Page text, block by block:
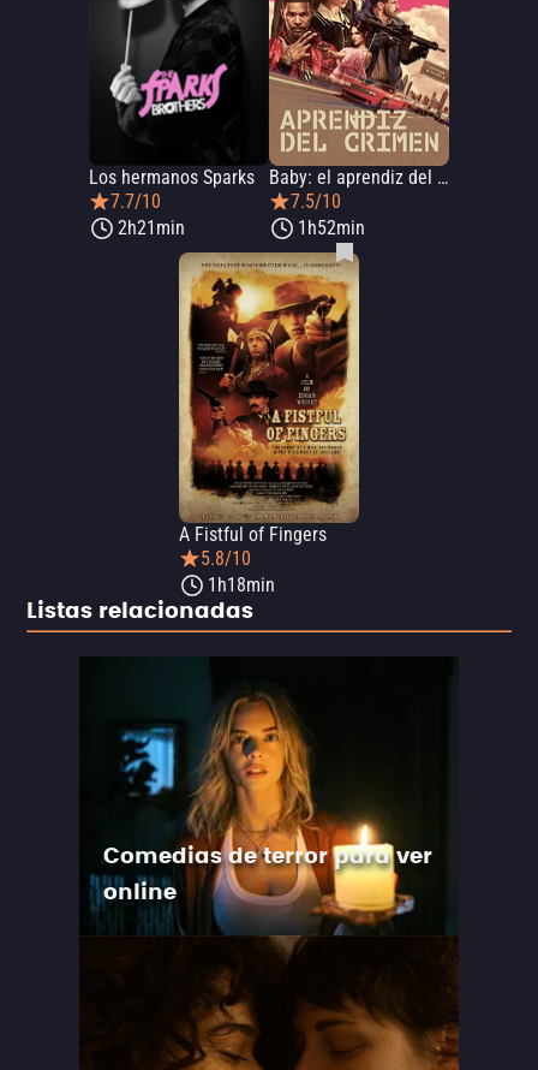
Los hermanos Sparks
7.7/10
2h21min
Baby: el aprendiz del crimen
7.5/10
1h52min
A Fistful of Fingers
5.8/10
1h18min
Listas relacionadas
Comedias de terror para ver
online